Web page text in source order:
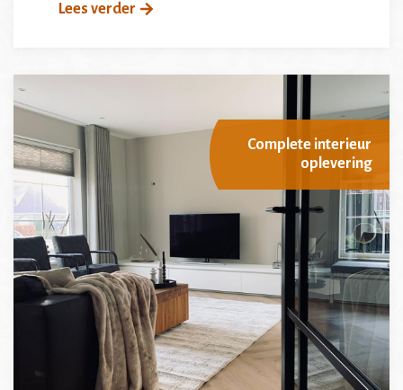
Lees verder
Complete interieur
oplevering